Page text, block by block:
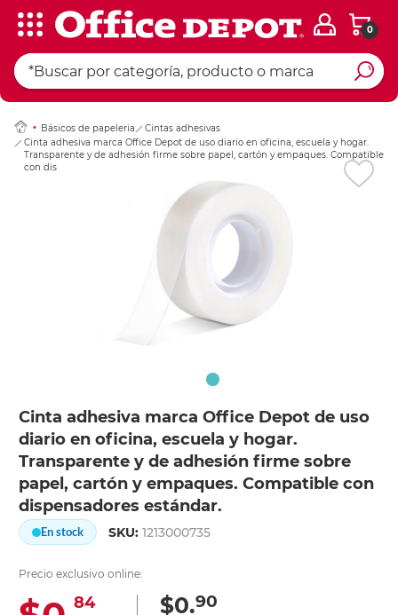
0
Básicos de papeleria
Cintas adhesivas
Cinta adhesiva marca Office Depot de uso diario en oficina, escuela y hogar.
Transparente y de adhesión firme sobre papel, cartón y empaques. Compatible
con dispensadores estándar.
Cinta adhesiva marca Office Depot de uso
diario en oficina, escuela y hogar.
Transparente y de adhesión firme sobre
papel, cartón y empaques. Compatible con
dispensadores estándar.
En stock SKU:1213000735
Precio exclusivo online:
84 $0.90
Ingresar Codigo